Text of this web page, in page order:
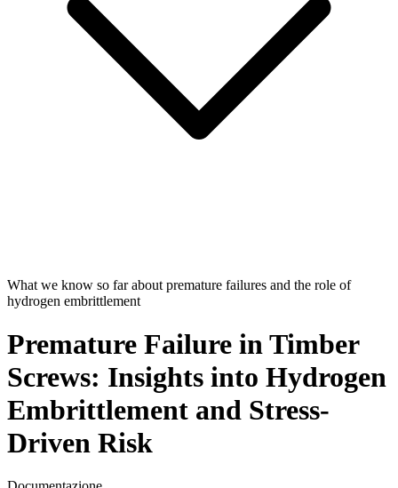
What we know so far about premature failures and the role of
hydrogen embrittlement
Premature Failure in Timber
Screws: Insights into Hydrogen
Embrittlement and Stress-
Driven Risk